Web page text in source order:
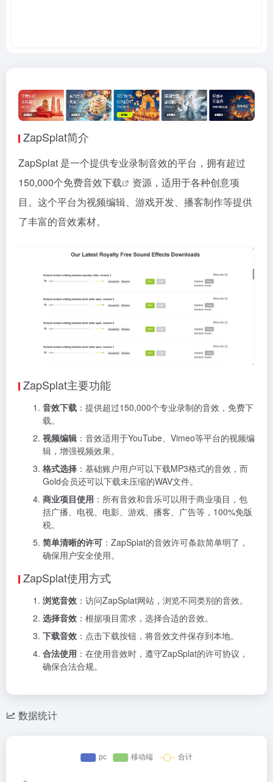
ZapSplat简介
ZapSplat 是一个提供专业录制音效的平台，拥有超过
150,000个免费音效下载
资源，适用于各种创意项
目。这个平台为视频编辑、游戏开发、播客制作等提供
了丰富的音效素材。
ZapSplat主要功能
音效下载 ：提供超过150,000个专业录制的音效，免费下
载。
视频编辑 ：音效适用于YouTube、Vimeo等平台的视频编
辑，增强视频效果。
格式选择 ：基础账户用户可以下载MP3格式的音效，而
Gold会员还可以下载未压缩的WAV文件。
商业项目使用 ：所有音效和音乐可以用于商业项目，包
括广播、电视、电影、游戏、播客、广告等，100%免版
税。
简单清晰的许可 ：ZapSplat的音效许可条款简单明了，
确保用户安全使用。
ZapSplat使用方式
浏览音效 ：访问ZapSplat网站，浏览不同类别的音效。
选择音效 ：根据项目需求，选择合适的音效。
下载音效 ：点击下载按钮，将音效文件保存到本地。
合法使用 ：在使用音效时，遵守ZapSplat的许可协议，
确保合法合规。
数据统计